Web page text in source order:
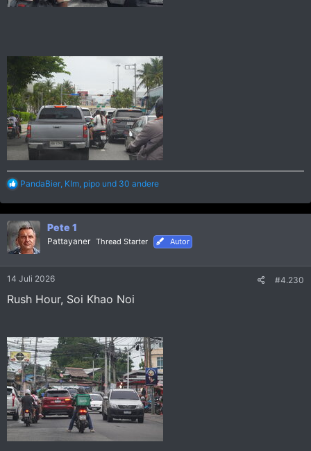
R
a
k
t
i
o
n
PandaBier KIm pipo und 30 andere
Pete 1
Pattayaner Thread Starter Autor
14 Juli 2026 #4.230
Rush Hour, Soi Khao Noi